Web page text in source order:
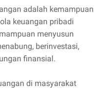
adalah kemampuan
keuangan pribadi
menyusun
berinvestasi,
finansial.
di masyarakat